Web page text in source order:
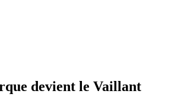
devient le Vaillant